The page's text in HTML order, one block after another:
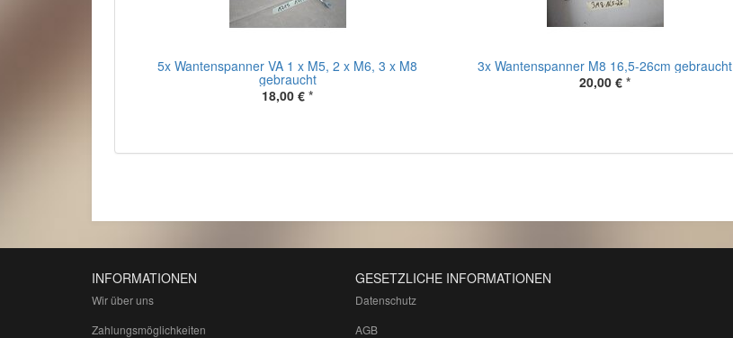
5x Wantenspanner VA 1 x M5, 2 x M6, 3 x M8
gebraucht
18,00 € *
3x Wantenspanner M8 16,5-26cm gebraucht
20,00 € *
INFORMATIONEN
Wir über uns
Zahlungsmöglichkeiten
GESETZLICHE INFORMATIONEN
Datenschutz
AGB